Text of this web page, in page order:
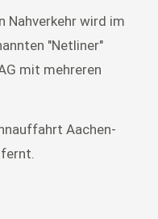
Nahverkehr wird im
"Netliner"
mit mehreren
Aachen-